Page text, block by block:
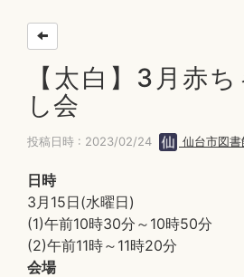
【太白】3月赤
し会
投稿日時 : 2023/02/24 仙台市図書
日時
3月15日(水曜日)
(1)午前10時30分～10時50分
(2)午前11時～11時20分
会場